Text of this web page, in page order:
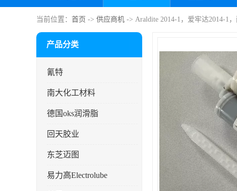
当前位置： 首页 -> 供应商机 -> Araldite 2014-1，爱牢达2014-1
产品分类
氰特
南大化工材料
德国oks润滑脂
回天胶业
东芝迈图
易力高Electrolube